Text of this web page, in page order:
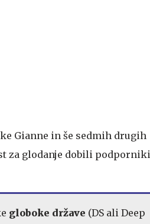
Gianne in še sedmih drugih
za glodanje dobili podporniki
globoke države (DS ali Deep